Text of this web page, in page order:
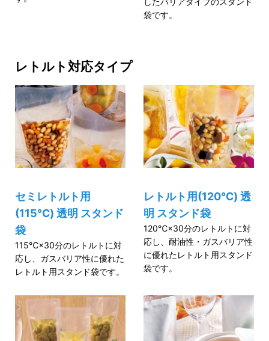
袋です。
レトルト対応タイプ
セミレトルト用
(115℃) 透明 スタンド
袋
115℃×30分のレトルトに対
応し、ガスバリア性に優れた
レトルト用スタンド袋です。
レトルト用(120℃) 透
明 スタンド袋
120℃×30分のレトルトに対
応し、耐油性・ガスバリア性
に優れたレトルト用スタンド
袋です。